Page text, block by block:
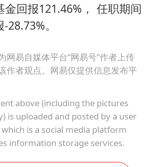
回报121.46%， 任职期间
。
网易自媒体平台“网易号”作者上传
作者观点。网易仅提供信息发布平
above (including the pictures
is uploaded and posted by a user
which is a social media platform
information storage services.